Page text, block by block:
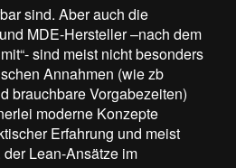
sind. Aber auch die
MDE-Hersteller –nach dem
sind meist nicht besonders
Annahmen (wie zb
brauchbare Vorgabezeiten)
moderne Konzepte
Erfahrung und meist
Lean-Ansätze im